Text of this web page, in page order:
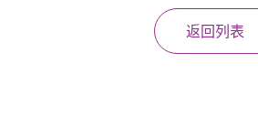
返回列表